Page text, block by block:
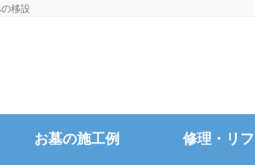
移設
お墓の施工例 修理・リ